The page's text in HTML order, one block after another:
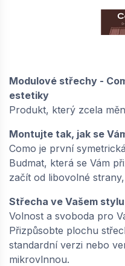
8017
417, 45
−
BUDMAT / COMO
9005
Modulové střechy -
estetiky
Produkt, který zcela
Montujte tak, jak se
Como je první
Budmat, která se Vám
začít od libovolné
Střecha ve Vašem stylu
Volnost a svoboda pro
Přizpůsobte plochu
standardní verzi nebo
mikrovlnnou.